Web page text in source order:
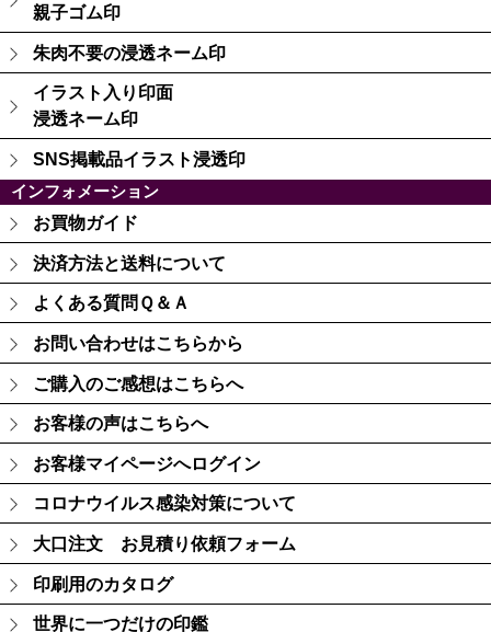
親子ゴム印
朱肉不要の浸透ネーム印
イラスト入り印面
浸透ネーム印
SNS掲載品イラスト浸透印
インフォメーション
お買物ガイド
決済方法と送料について
よくある質問Ｑ＆Ａ
お問い合わせはこちらから
ご購入のご感想はこちらへ
お客様の声はこちらへ
お客様マイページへログイン
コロナウイルス感染対策について
大口注文 お見積り依頼フォーム
印刷用のカタログ
世界に一つだけの印鑑